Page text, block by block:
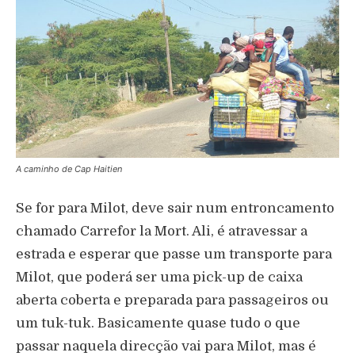
A caminho de Cap Haitien
Se for para Milot, deve sair num entroncamento
chamado Carrefor la Mort. Ali, é atravessar a
estrada e esperar que passe um transporte para
Milot, que poderá ser uma pick-up de caixa
aberta coberta e preparada para passageiros ou
um tuk-tuk. Basicamente quase tudo o que
passar naquela direcção vai para Milot, mas é